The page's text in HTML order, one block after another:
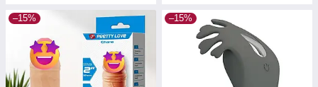
–15% –15%